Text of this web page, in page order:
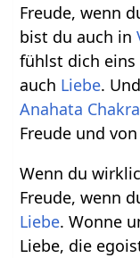
Freude, wenn
bist du auch in
fühlst dich
auch Liebe.
Anahata Chakra
Freude und
Wenn du
Freude, wenn
Liebe. Wonne
Liebe, die